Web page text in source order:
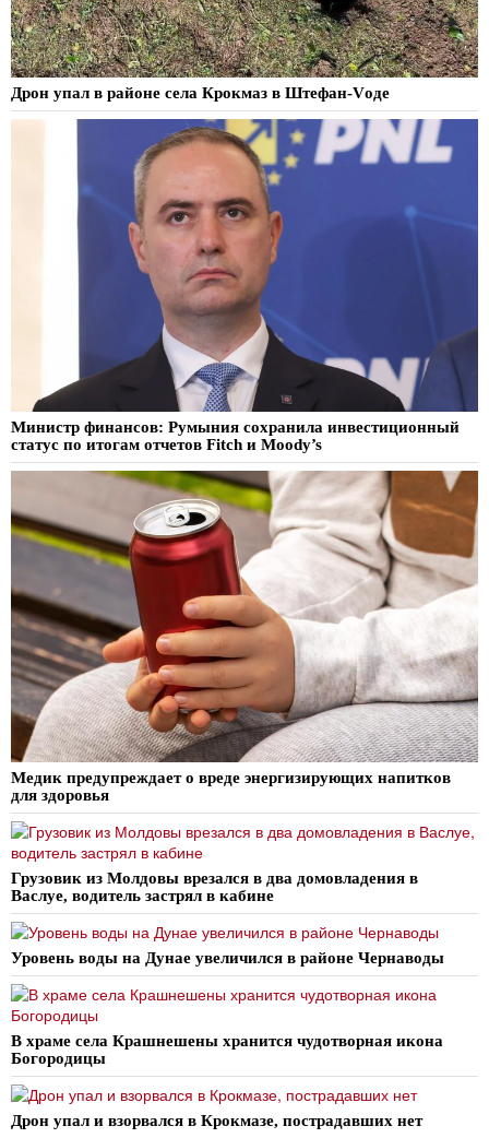
Дрон упал в районе села Крокмаз в Штефан-Vоде
Министр финансов: Румыния сохранила инвестиционный
статус по итогам отчетов Fitch и Moody’s
Медик предупреждает о вреде энергизирующих напитков
для здоровья
Грузовик из Молдовы врезался в два домовладения в
Васлуе, водитель застрял в кабине
Уровень воды на Дунае увеличился в районе Чернаводы
В храме села Крашнешены хранится чудотворная икона
Богородицы
Дрон упал и взорвался в Крокмазе, пострадавших нет